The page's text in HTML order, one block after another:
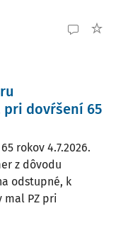
pri dovŕšení 65
rokov 4.7.2026.
z dôvodu
odstupné, k
mal PZ pri